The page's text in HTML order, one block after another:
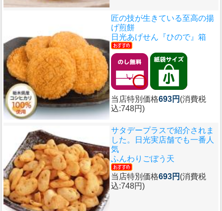
匠の技が生きている至高の揚
げ煎餅
日光あげせん『ひので』箱
当店特別価格693円 (消費税
込:748円)
サタデープラスで紹介されま
した。日光実店舗でも一番人
気
ふんわりごぼう天
当店特別価格693円 (消費税
込:748円)